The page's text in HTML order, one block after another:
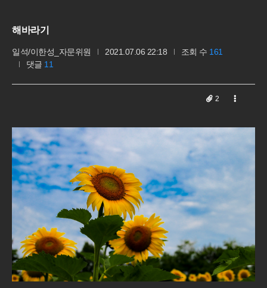
해바라기
일석/이한성_자문위원 2021.07.06 22:18 조회 수 161
댓글 11
2